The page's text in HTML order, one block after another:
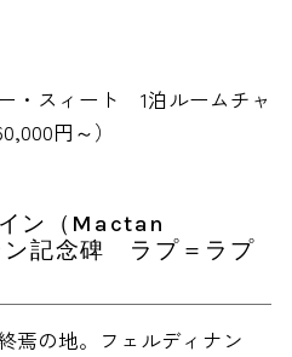
・スィート 1泊ルームチャ
円～）
ン（Mactan
記念碑 ラプ＝ラプ
焉の地。フェルディナン